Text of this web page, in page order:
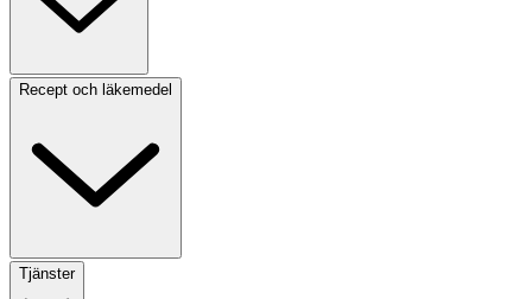
Recept och läkemedel
Tjänster